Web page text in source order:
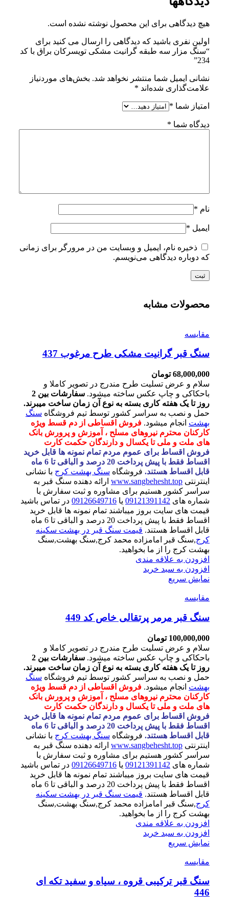
هیچ دیدگاهی برای این محصول نوشته نشده است.
اولین نفری باشید که دیدگاهی را ارسال می کنید برای
“سنگ مزار سه طبقه گرانیت مشکی تویسرکان براق با کد
234”
نشانی ایمیل شما منتشر نخواهد شد. بخش‌های موردنیاز
علامت‌گذاری شده‌اند *
امتیاز شما *
دیدگاه شما *
نام *
ایمیل *
ذخیره نام، ایمیل و وبسایت من در مرورگر برای زمانی
که دوباره دیدگاهی می‌نویسم.
محصولات مشابه
مقايسه
سنگ قبر گرانیت مشکی طرح مرغوب 437
68,000,000 تومان
سلام و عرض تسلیت طرح مندرج در تصویر کاملا و
باحکاکی و چاپ عکس ساخته میشود.
سفارشات بین 2
روز تا یک هفته کاری بسته به نوع آن زمان ساخت میبرند.
حمل و نصب به سراسر کشور توسط تیم فروشگاه سنگ
بهشت انجام میشود. فروش اقساطی از دم قسط ویژه
کارکنان محترم نیروهای مسلح ، آموزش و پرورش بانک
های ملت و ملی تا یکسال و دارندگان حکمت کارت
فروش اقساط برای عموم مردم تمام نمونه ها قابل خرید
اقساط فقط با پیش پرداخت 20 درصد و الباقی تا 6 ماه
قابل اقساط هستند. فروشگاه سنگ بهشت کرج با نشانی
اینترنتی www.sangbehesht.top ارائه دهنده سنگ قبر به
سراسر کشور هستیم برای مشاوره و ثبت سفارش با
شماره های 09121391142 یا 09126649716 در تماس باشید
قیمت های سایت بروز میباشند تمام نمونه ها قابل خرید
اقساط فقط با پیش پرداخت 20 درصد و الباقی تا 6 ماه
قابل اقساط هستند. قیمت سنگ قبر در بهشت سکینه
کرج,سنگ قبر امامزاده محمد کرج,سنگ بهشت,سنگ
بهشت کرج را از ما بخواهید.
افزودن به علاقه مندی
افزودن به سبد خرید
نمایش سریع
مقايسه
سنگ قبر مرمر پرتقالی خاص کد 449
100,000,000 تومان
سلام و عرض تسلیت طرح مندرج در تصویر کاملا و
باحکاکی و چاپ عکس ساخته میشود.
سفارشات بین 2
روز تا یک هفته کاری بسته به نوع آن زمان ساخت میبرند.
حمل و نصب به سراسر کشور توسط تیم فروشگاه سنگ
بهشت انجام میشود. فروش اقساطی از دم قسط ویژه
کارکنان محترم نیروهای مسلح ، آموزش و پرورش بانک
های ملت و ملی تا یکسال و دارندگان حکمت کارت
فروش اقساط برای عموم مردم تمام نمونه ها قابل خرید
اقساط فقط با پیش پرداخت 20 درصد و الباقی تا 6 ماه
قابل اقساط هستند. فروشگاه سنگ بهشت کرج با نشانی
اینترنتی www.sangbehesht.top ارائه دهنده سنگ قبر به
سراسر کشور هستیم برای مشاوره و ثبت سفارش با
شماره های 09121391142 یا 09126649716 در تماس باشید
قیمت های سایت بروز میباشند تمام نمونه ها قابل خرید
اقساط فقط با پیش پرداخت 20 درصد و الباقی تا 6 ماه
قابل اقساط هستند. قیمت سنگ قبر در بهشت سکینه
کرج,سنگ قبر امامزاده محمد کرج,سنگ بهشت,سنگ
بهشت کرج را از ما بخواهید.
افزودن به علاقه مندی
افزودن به سبد خرید
نمایش سریع
مقايسه
سنگ قبر ترکیبی قروه ، سیاه و سفید تکه ای
446